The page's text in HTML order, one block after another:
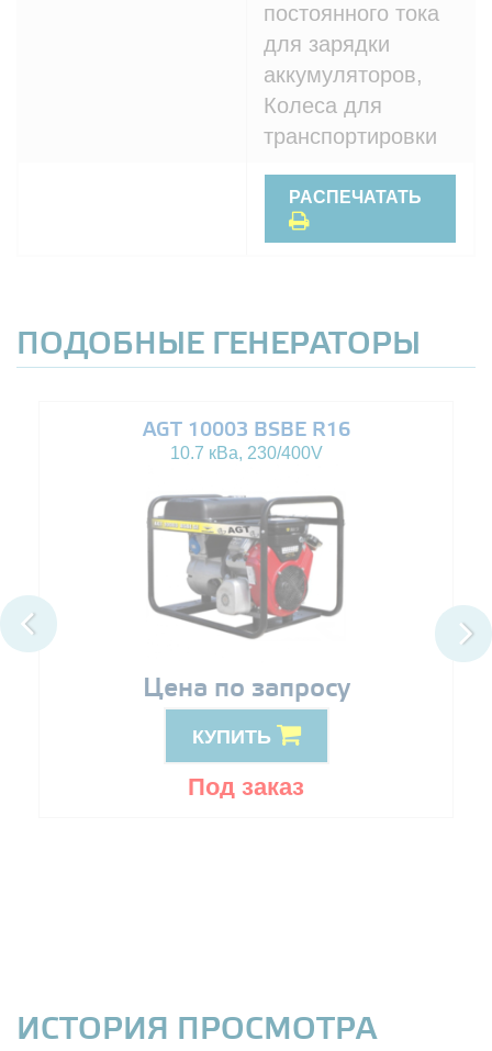
постоянного тока
для зарядки
аккумуляторов,
Колеса для
транспортировки
РАСПЕЧАТАТЬ
ПОДОБНЫЕ ГЕНЕРАТОРЫ
AGT 10003 BSBE R16
10.7 кВа, 230/400V
Цена по запросу
КУПИТЬ
Под заказ
ИСТОРИЯ ПРОСМОТРА